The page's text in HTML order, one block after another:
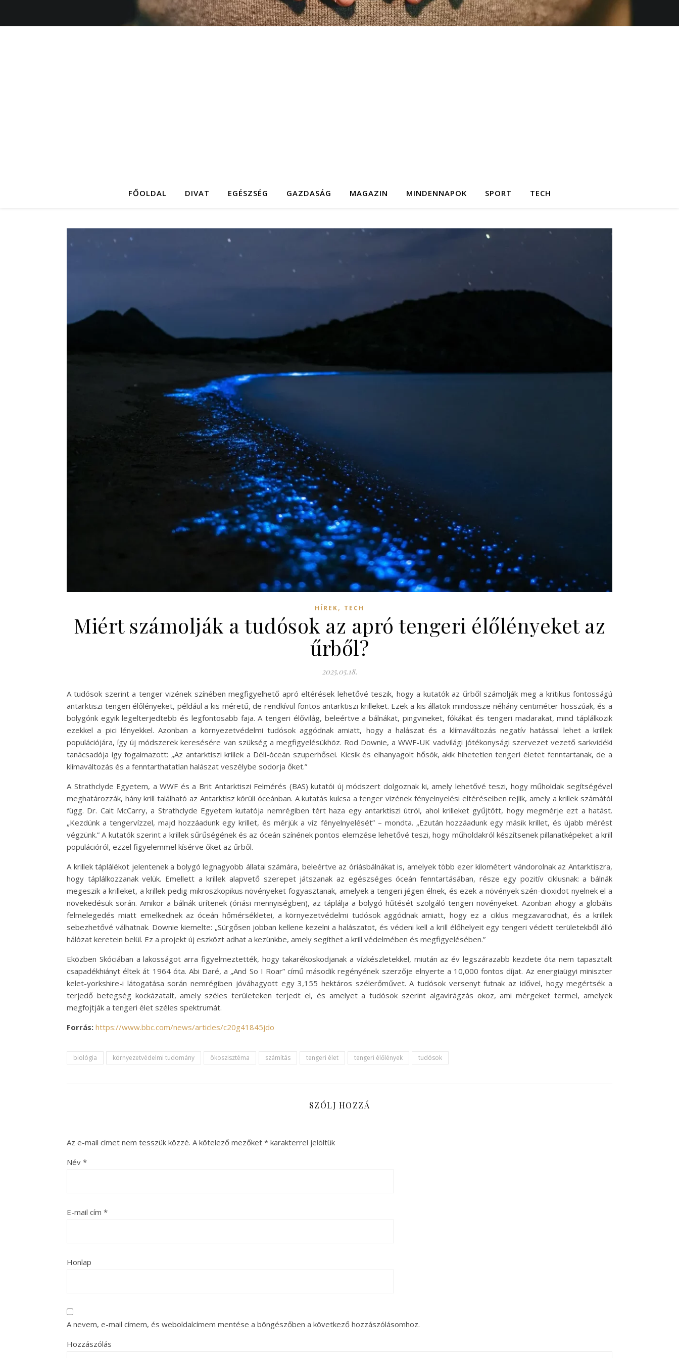
FŐOLDAL DIVAT EGÉSZSÉG GAZDASÁG MAGAZIN MINDENNAPOK SPORT TECH
HÍREK, TECH
Miért számolják a tudósok az apró tengeri élőlényeket az
űrből?
2025.05.18.
A tudósok szerint a tenger vizének színében megfigyelhető apró eltérések lehetővé teszik, hogy a kutatók az űrből számolják meg a kritikus fontosságú
antarktiszi tengeri élőlényeket, például a kis méretű, de rendkívül fontos antarktiszi krilleket. Ezek a kis állatok mindössze néhány centiméter hosszúak, és a
bolygónk egyik legelterjedtebb és legfontosabb faja. A tengeri élővilág, beleértve a bálnákat, pingvineket, fókákat és tengeri madarakat, mind táplálkozik
ezekkel a pici lényekkel. Azonban a környezetvédelmi tudósok aggódnak amiatt, hogy a halászat és a klímaváltozás negatív hatással lehet a krillek
populációjára, így új módszerek keresésére van szükség a megfigyelésükhöz. Rod Downie, a WWF-UK vadvilági jótékonysági szervezet vezető sarkvidéki
tanácsadója így fogalmazott: „Az antarktiszi krillek a Déli-óceán szuperhősei. Kicsik és elhanyagolt hősök, akik hihetetlen tengeri életet fenntartanak, de a
klímaváltozás és a fenntarthatatlan halászat veszélybe sodorja őket.”
A Strathclyde Egyetem, a WWF és a Brit Antarktiszi Felmérés (BAS) kutatói új módszert dolgoznak ki, amely lehetővé teszi, hogy műholdak segítségével
meghatározzák, hány krill található az Antarktisz körüli óceánban. A kutatás kulcsa a tenger vizének fényelnyelési eltéréseiben rejlik, amely a krillek számától
függ. Dr. Cait McCarry, a Strathclyde Egyetem kutatója nemrégiben tért haza egy antarktiszi útról, ahol krilleket gyűjtött, hogy megmérje ezt a hatást.
„Kezdünk a tengervízzel, majd hozzáadunk egy krillet, és mérjük a víz fényelnyelését” – mondta. „Ezután hozzáadunk egy másik krillet, és újabb mérést
végzünk.” A kutatók szerint a krillek sűrűségének és az óceán színének pontos elemzése lehetővé teszi, hogy műholdakról készítsenek pillanatképeket a krill
populációról, ezzel figyelemmel kísérve őket az űrből.
A krillek táplálékot jelentenek a bolygó legnagyobb állatai számára, beleértve az óriásbálnákat is, amelyek több ezer kilométert vándorolnak az Antarktiszra,
hogy táplálkozzanak velük. Emellett a krillek alapvető szerepet játszanak az egészséges óceán fenntartásában, része egy pozitív ciklusnak: a bálnák
megeszik a krilleket, a krillek pedig mikroszkopikus növényeket fogyasztanak, amelyek a tengeri jégen élnek, és ezek a növények szén-dioxidot nyelnek el a
növekedésük során. Amikor a bálnák ürítenek (óriási mennyiségben), az táplálja a bolygó hűtését szolgáló tengeri növényeket. Azonban ahogy a globális
felmelegedés miatt emelkednek az óceán hőmérsékletei, a környezetvédelmi tudósok aggódnak amiatt, hogy ez a ciklus megzavarodhat, és a krillek
sebezhetővé válhatnak. Downie kiemelte: „Sürgősen jobban kellene kezelni a halászatot, és védeni kell a krill élőhelyeit egy tengeri védett területekből álló
hálózat keretein belül. Ez a projekt új eszközt adhat a kezünkbe, amely segíthet a krill védelmében és megfigyelésében.”
Eközben Skóciában a lakosságot arra figyelmeztették, hogy takarékoskodjanak a vízkészletekkel, miután az év legszárazabb kezdete óta nem tapasztalt
csapadékhiányt éltek át 1964 óta. Abi Daré, a „And So I Roar” című második regényének szerzője elnyerte a 10,000 fontos díjat. Az energiaügyi miniszter
kelet-yorkshire-i látogatása során nemrégiben jóváhagyott egy 3,155 hektáros szélerőművet. A tudósok versenyt futnak az idővel, hogy megértsék a
terjedő betegség kockázatait, amely széles területeken terjedt el, és amelyet a tudósok szerint algavirágzás okoz, ami mérgeket termel, amelyek
megfojtják a tengeri élet széles spektrumát.
Forrás: https://www.bbc.com/news/articles/c20g41845jdo
biológia környezetvédelmi tudomány ökoszisztéma számítás tengeri élet tengeri élőlények tudósok
SZÓLJ HOZZÁ
Az e-mail címet nem tesszük közzé. A kötelező mezőket * karakterrel jelöltük
Név *
E-mail cím *
Honlap
A nevem, e-mail címem, és weboldalcímem mentése a böngészőben a következő hozzászólásomhoz.
Hozzászólás